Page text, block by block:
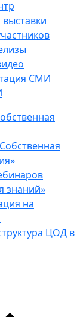
СМИ
знаний»
на
ЦОД в